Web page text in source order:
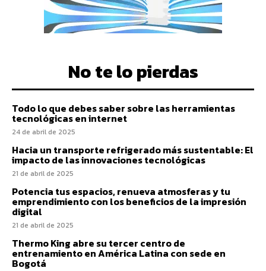
No te lo pierdas
Todo lo que debes saber sobre las herramientas
tecnológicas en internet
24 de abril de 2025
Hacia un transporte refrigerado más sustentable: El
impacto de las innovaciones tecnológicas
21 de abril de 2025
Potencia tus espacios, renueva atmosferas y tu
emprendimiento con los beneficios de la impresión
digital
21 de abril de 2025
Thermo King abre su tercer centro de
entrenamiento en América Latina con sede en
Bogotá